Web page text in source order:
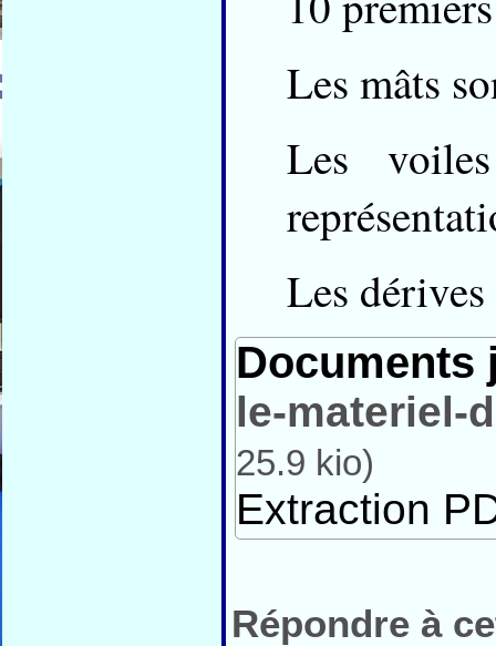
Les mâts
Les
Les dérives
Documents
le-materiel-
25.9 kio)
Extraction
Répondre à